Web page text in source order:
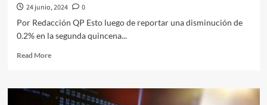
24 junio, 2024
0
Por Redacción QP Esto luego de reportar una disminución de
0.2% en la segunda quincena...
Read MoreRead
Inflación
en